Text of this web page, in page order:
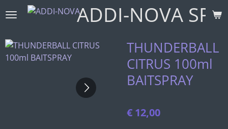
Ga
de
hoofdinhoud
ADDI-NOVA
THUNDERBALL
CITRUS 100ml
BAITSPRAY
€ 12,00